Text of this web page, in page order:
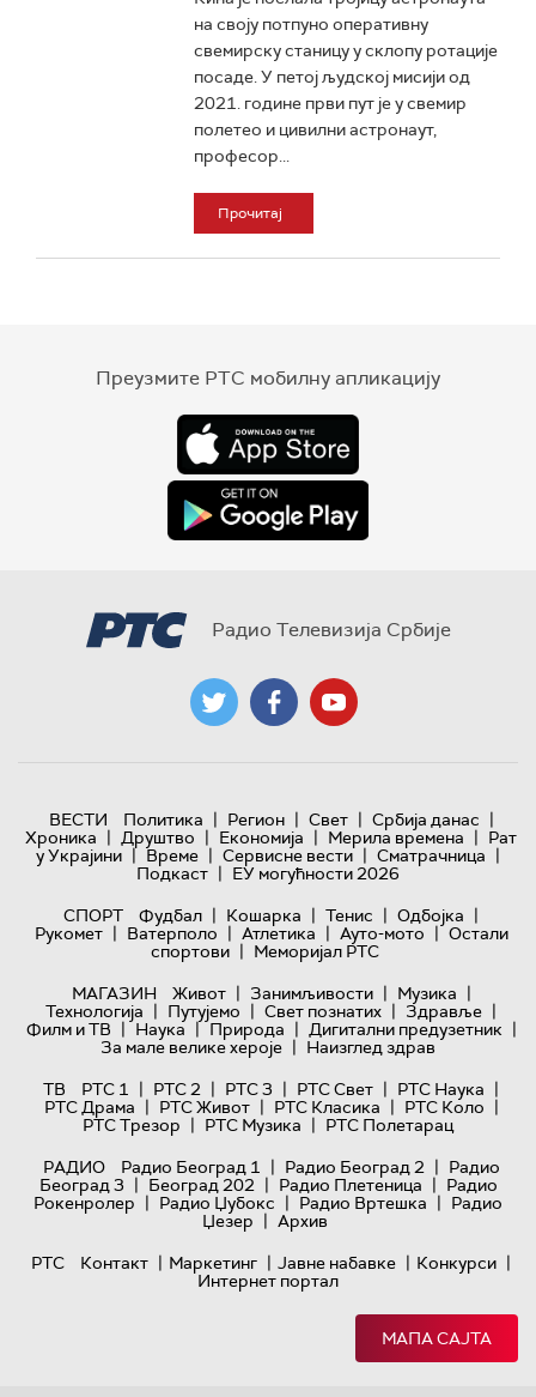
на своју потпуно оперативну
свемирску станицу у склопу ротације
посаде. У петој људској мисији од
2021. године први пут је у свемир
полетео и цивилни астронаут,
професор...
Прочитај
Преузмите РТС мобилну апликацију
Радио Телевизија Србије
ВЕСТИ Политика | Регион | Свет | Србија данас |
Хроника | Друштво | Економија | Мерила времена | Рат
у Украјини | Време | Сервисне вести | Сматрачница |
Подкаст | ЕУ могућности 2026
СПОРТ
Фудбал | Кошарка | Тенис | Одбојка |
Рукомет | Ватерполо | Атлетика | Ауто-мото | Остали
спортови | Меморијал РТС
МАГАЗИН
Живот | Занимљивости | Музика |
Технологијa | Путујемо | Свет познатих | Здравље |
Филм и ТВ | Наука | Природа | Дигитални предузетник |
За мале велике хероје | Наизглед здрав
ТВ
РТС 1 | РТС 2 | РТС 3 | РТС Свет | РТС Наука |
РТС Драма | РТС Живот | РТС Класика | РТС Коло |
РТС Трезор | РТС Музика | РТС Полетарац
РАДИО
Радио Београд 1 | Радио Београд 2 | Радио
Београд 3 | Београд 202 | Радио Плетеница | Радио
Рокенролер | Радио Џубокс | Радио Вртешка | Радио
Џезер | Архив
РТС
Контакт | Маркетинг | Јавне набавке | Конкурси |
Интернет портал
МАПА САЈТА